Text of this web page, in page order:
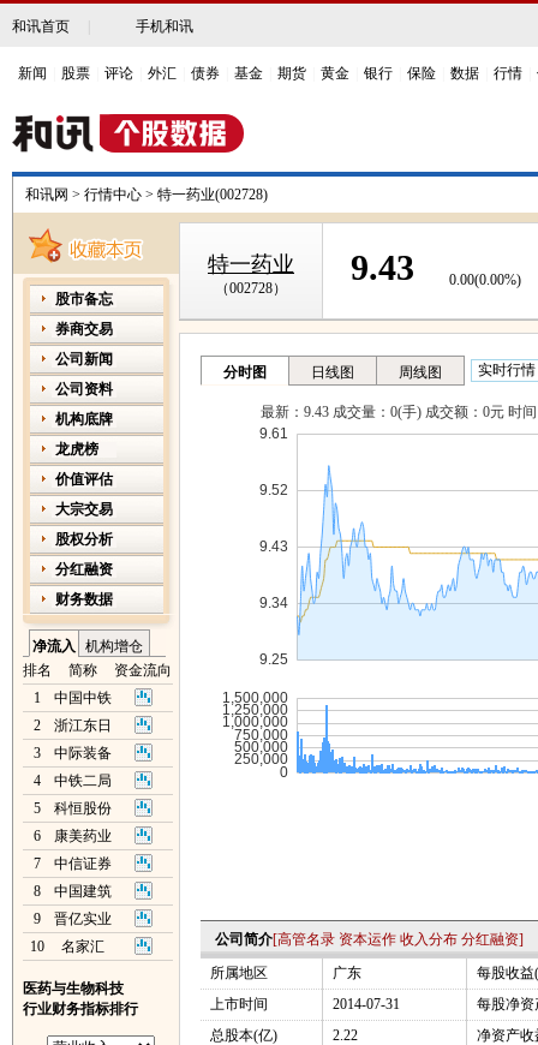
和讯首页 手机和讯
新闻 股票 评论 外汇 债券 基金 期货 黄金 银行 保险 数据 行情
和讯网 > 行情中心 > 特一药业(002728)
股市备忘
券商交易
公司新闻
公司资料
机构底牌
龙虎榜
价值评估
大宗交易
股权分析
分红融资
财务数据
净流入
机构增仓
排名
简称
资金流向
1
中国中铁
2
浙江东日
3
中际装备
4
中铁二局
5
科恒股份
6
康美药业
7
中信证券
8
中国建筑
9
晋亿实业
10
名家汇
医药与生物科技
行业财务指标排行
特一药业
（002728）
9.43 0.00(0.00%)
公司简介[高管名录 资本运作 收入分布 分红融资]
所属地区
广东
每股收益
上市时间
2014-07-31
每股净资
总股本(亿)
2.22
净资产收